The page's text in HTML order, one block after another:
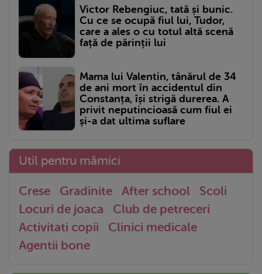
Victor Rebengiuc, tată și bunic.
Cu ce se ocupă fiul lui, Tudor,
care a ales o cu totul altă scenă
față de părinții lui
Mama lui Valentin, tânărul de 34
de ani mort în accidentul din
Constanța, își strigă durerea. A
privit neputincioasă cum fiul ei
și-a dat ultima suflare
Util pentru mămici
Crese Gradinite After school
Scoli
Locuri de joaca
Club de petreceri
Activitati copii
Clinici medicale
Agentii bone